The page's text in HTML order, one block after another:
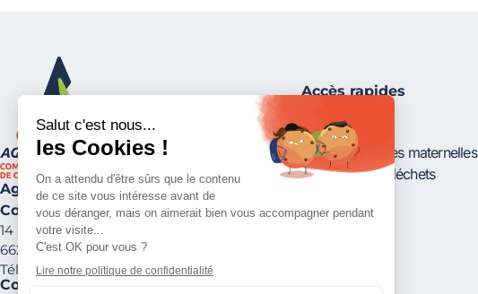
Agly Fenouillèdes
Communauté de Communes
14 rue de Lesquerde
66220 St-Paul-de-Fenouillet
Tél. :
04 68 59 20 13
Contactez-nous !
Accès rapides
Suivez-nous !
Carte assistantes maternelles
Collectes des déchets